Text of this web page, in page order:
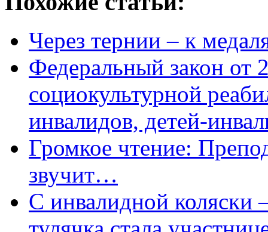
Похожие статьи:
Через тернии – к
Федеральный закон
социокультурной
инвалидов, детей-
Громкое чтение:
звучит…